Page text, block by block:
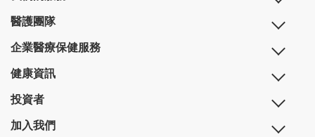
醫護團隊
企業醫療保健服務
健康資訊
投資者
加入我們